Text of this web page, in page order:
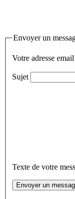
Envoyer un
Votre adresse email
Sujet
Texte de votre